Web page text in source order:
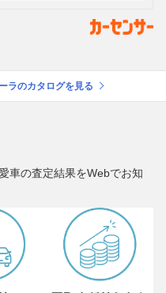
ラのカタログを見る
車の査定結果をWebでお知